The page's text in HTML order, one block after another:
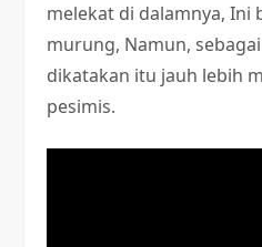
melekat di dalamnya, Ini
murung, Namun,
dikatakan itu jauh lebih
pesimis.